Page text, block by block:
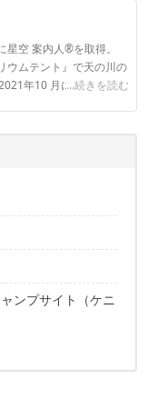
空 案内人®を取得。
ウムテント』で天の川の
年10 月に『絶景
はん文化を広めるため
いる。
...続きを読む
ンプサイト（ケニ